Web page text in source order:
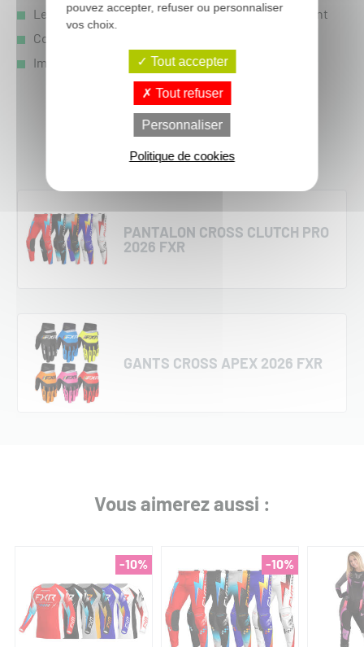
Les fils qui évacuent l'humidité sèchent rapidement
Col façonné à l'avant et poignet effilé
Impressions par sublimation sans décoloration
Voir le produit
PANTALON CROSS CLUTCH PRO
2026 FXR
GANTS CROSS APEX 2026 FXR
Vous aimerez aussi :
-10% -10%
pouvez accepter, refuser ou personnaliser
vos choix.
Tout accepter
Tout refuser
Personnaliser
Politique de cookies